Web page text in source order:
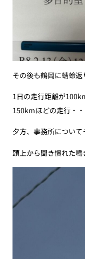
その後も鶴岡に蜻蛉返
1日の走行距離が
150kmほどの走行・・
夕方、事務所につい
頭上から聞き慣れた鳴